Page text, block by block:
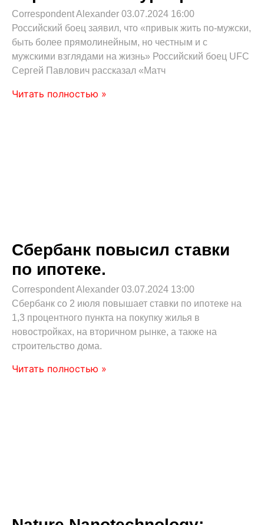
Correspondent Alexander 03.07.2024 16:00
Российский боец заявил, что «привык жить по‑мужски,
быть более прямолинейным, но честным и с
мужскими взглядами на жизнь» Российский боец UFC
Сергей Павлович рассказал «Матч
Читать полностью »
Сбербанк повысил ставки
по ипотеке.
Correspondent Alexander 03.07.2024 13:00
Сбербанк со 2 июля повышает ставки по ипотеке на
1,3 процентного пункта на покупку жилья в
новостройках, на вторичном рынке, а также на
строительство дома.
Читать полностью »